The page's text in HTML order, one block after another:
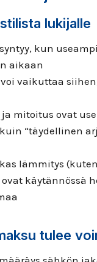
lukijalle
kun
aikaan
vaikuttaa
mitoitus ovat
“täydellinen
lämmitys
käytännössä
tulee